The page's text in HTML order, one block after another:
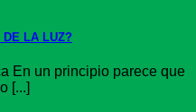
DE LA LUZ?
En un principio parece que
[...]